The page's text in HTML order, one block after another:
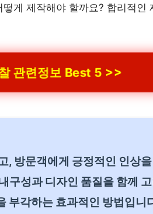
게 제작해야 할까요? 합리적인
관련정보 Best 5 >>
, 방문객에게 긍정적인 인상
구성과 디자인 품질을 함께
부각하는 효과적인 방법입니